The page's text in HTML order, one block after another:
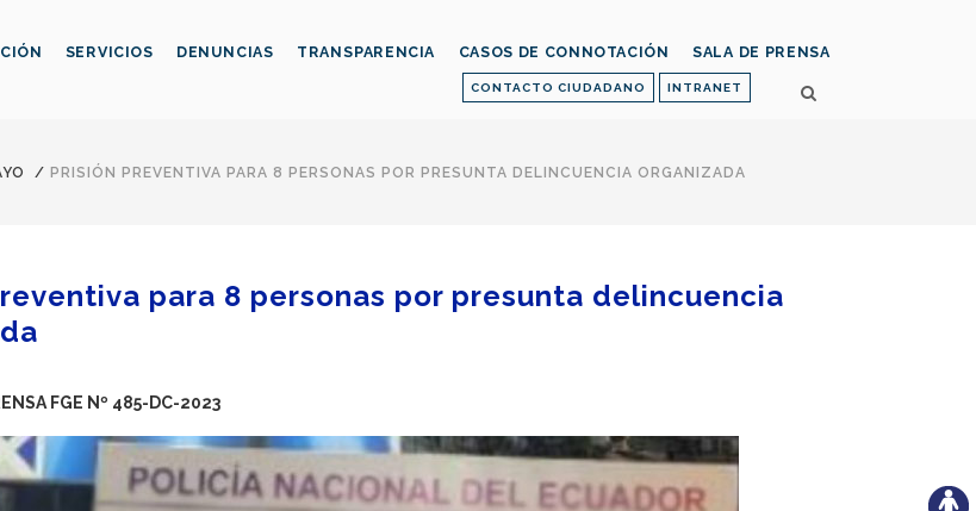
CONTACTO CIUDADANO INTRANET
SERVICIOS DENUNCIAS TRANSPARENCIA CASOS DE CONNOTACIÓN SALA DE PRENSA
/ PRISIÓN PREVENTIVA PARA 8 PERSONAS POR PRESUNTA DELINCUENCIA ORGANIZADA
para 8 personas por presunta delincuencia
FGE Nº 485-DC-2023